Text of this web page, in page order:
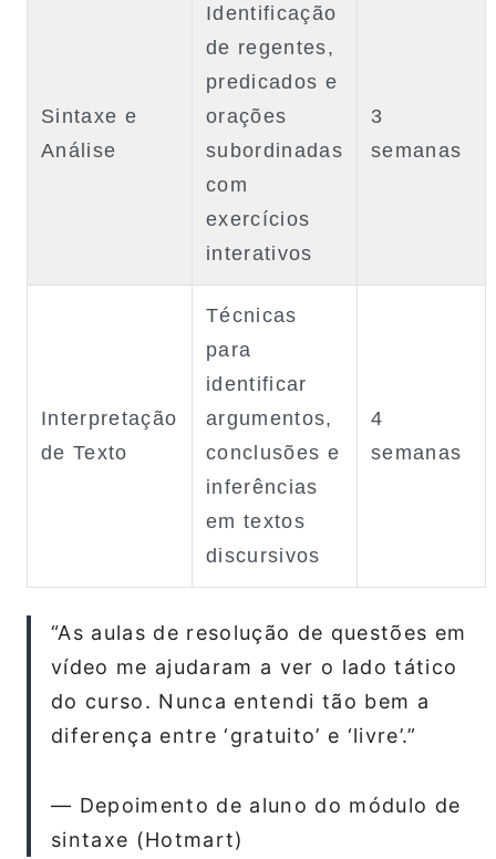
Sintaxe e
Análise
Identificação
de regentes,
predicados e
orações
subordinadas
com
exercícios
interativos
3
semanas
Interpretação
de Texto
Técnicas
para
identificar
argumentos,
conclusões e
inferências
em textos
discursivos
4
semanas
“As aulas de resolução de questões em
vídeo me ajudaram a ver o lado tático
do curso. Nunca entendi tão bem a
diferença entre ‘gratuito’ e ‘livre’.”
— Depoimento de aluno do módulo de
sintaxe (Hotmart)